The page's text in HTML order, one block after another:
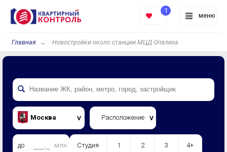
меню
1
Главная Новостройки около станции МЦД Опалиха
Москва Расположение
до млн. Студия 1 2 3 4+